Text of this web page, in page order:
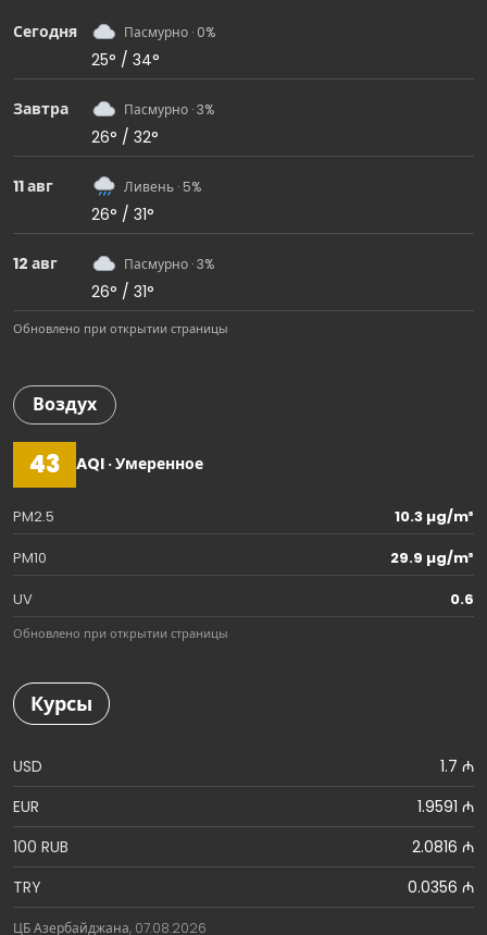
Сегодня Пасмурно · 0%
25° / 34°
Завтра Пасмурно · 3%
26° / 32°
11 авг Ливень · 5%
26° / 31°
12 авг Пасмурно · 3%
26° / 31°
Обновлено при открытии страницы
Воздух
43 AQI · Умеренное
PM2.5
10.3 µg/m³
PM10
29.9 µg/m³
UV
0.6
Обновлено при открытии страницы
Курсы
USD
1.7 ₼
EUR
1.9591 ₼
100 RUB
2.0816 ₼
TRY
0.0356 ₼
ЦБ Азербайджана, 07.08.2026